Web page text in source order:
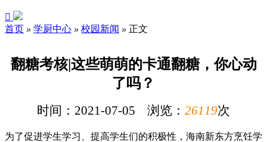

首页 » 学厨中心 » 校园新闻 » 正文
翻糖考核|这些萌萌的卡通翻糖，你心动
了吗？
时间：2021-07-05 浏览： 26119次
为了促进学生学习、提高学生们的积极性， 海南新东方烹饪学